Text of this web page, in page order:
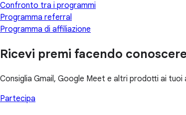
Confronto tra i programmi
Programma referral
Programma di affiliazione
Ricevi premi facendo
Consiglia Gmail, Google Meet e altri prodotti ai
Partecipa